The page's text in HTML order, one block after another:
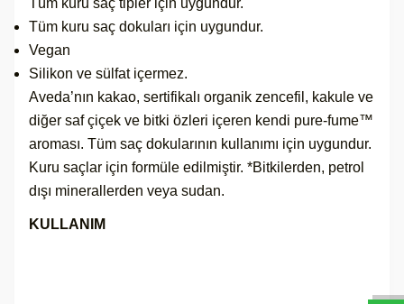
Tüm kuru saç tipler için uygundur.
Tüm kuru saç dokuları için uygundur.
Vegan
Silikon ve sülfat içermez.
Aveda’nın kakao, sertifikalı organik zencefil, kakule ve
diğer saf çiçek ve bitki özleri içeren kendi pure-fume™
aroması. Tüm saç dokularının kullanımı için uygundur.
Kuru saçlar için formüle edilmiştir. *Bitkilerden, petrol
dışı minerallerden veya sudan.
KULLANIM